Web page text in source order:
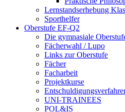
Lernstandserhebung
Sporthelfer
Oberstufe EF-Q2
Die gymnasiale
Fächerwahl / Lupo
Links zur Oberstufe
Fächer
Facharbeit
Projektkurse
UNI-TRAINEES
POL&IS